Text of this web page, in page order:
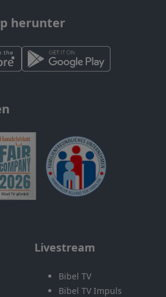
herunter
Livestream
Bibel TV
Bibel TV Impuls